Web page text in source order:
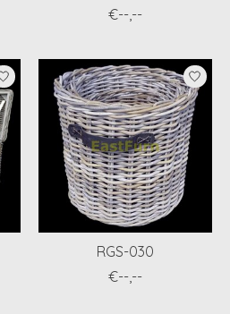
€--,--
RGS-030
€--,--